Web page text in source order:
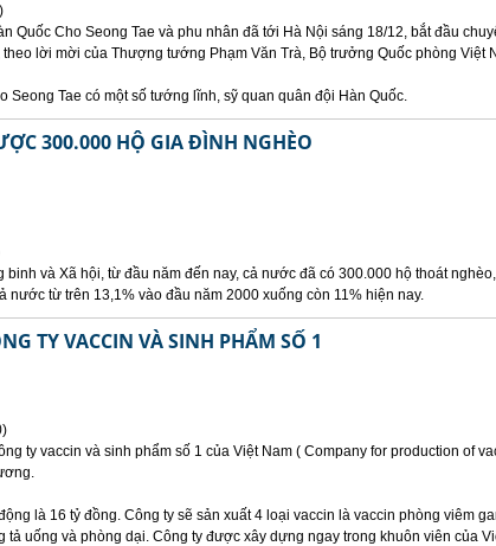
Quốc Cho Seong Tae và phu nhân đã tới Hà Nội sáng 18/12, bắt đầu
lời mời của Thượng tướng Phạm Văn Trà, Bộ trưởng Quốc phòng Việt
Seong Tae có một số tướng lĩnh, sỹ quan quân đội Hàn Quốc.
300.000 HỘ GIA ĐÌNH NGHÈO
và Xã hội, từ đầu năm đến nay, cả nước đã có 300.000 hộ thoát
nước từ trên 13,1% vào đầu năm 2000 xuống còn 11% hiện nay.
TY VACCIN VÀ SINH PHẨM SỐ 1
ty vaccin và sinh phẩm số 1 của Việt Nam ( Company for production of
là 16 tỷ đồng. Công ty sẽ sản xuất 4 loại vaccin là vaccin phòng viêm
tả uống và phòng dại. Công ty được xây dựng ngay trong khuôn viên của